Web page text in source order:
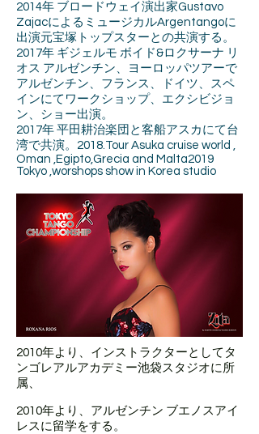
2014年 ブロードウェイ演出家Gustavo
ZajacによるミュージカルArgentangoに
出演元宝塚トップスターとの共演する。
2017年 ギジェルモ ボイド&ロクサーナ リ
オス アルゼンチン、ヨーロッパツアーで
アルゼンチン、フランス、ドイツ、スペ
インにてワークショップ、エクシビジョ
ン、ショー出演。
2017年 平田耕治楽団と客船アスカにて台
湾で共演。2018.Tour Asuka cruise world ,
Oman ,Egipto,Grecia and Malta2019
Tokyo ,worshops show in Korea studio
2010年より、インストラクターとしてタ
ンゴレアルアカデミー池袋スタジオに所
属、
2010年より、アルゼンチン ブエノスアイ
レスに留学をする。